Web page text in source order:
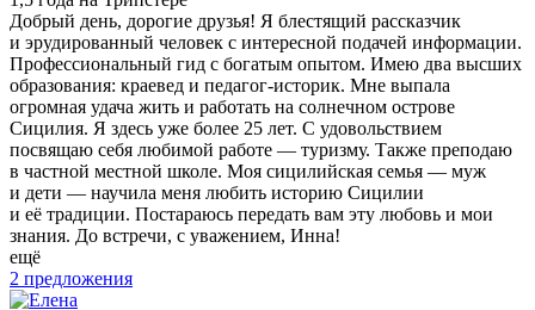
Добрый день, дорогие друзья! Я блестящий рассказчик
и эрудированный человек с интересной подачей информации.
Профессиональный гид с богатым опытом. Имею два высших
образования: краевед и педагог-историк. Мне выпала
огромная удача жить и работать на солнечном острове
Сицилия. Я здесь уже более 25 лет. С удовольствием
посвящаю себя любимой работе — туризму. Также преподаю
в частной местной школе. Моя сицилийская семья — муж
и дети — научила меня любить историю Сицилии
и её традиции. Постараюсь передать вам эту любовь и мои
знания. До встречи, с уважением, Инна!
ещё
2 предложения